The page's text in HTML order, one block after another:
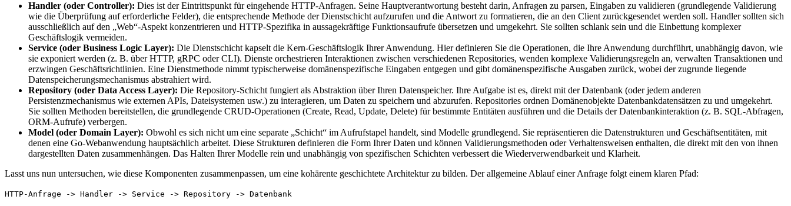
Handler (oder Controller): Dies ist der Eintrittspunkt für eingehende HTTP-Anfragen. Seine Hauptverantwortung besteht darin, Anfragen zu parsen, Eingaben zu validieren (grundlegende Validierung
wie die Überprüfung auf erforderliche Felder), die entsprechende Methode der Dienstschicht aufzurufen und die Antwort zu formatieren, die an den Client zurückgesendet werden soll. Handler sollten sich
ausschließlich auf den „Web“-Aspekt konzentrieren und HTTP-Spezifika in aussagekräftige Funktionsaufrufe übersetzen und umgekehrt. Sie sollten schlank sein und die Einbettung komplexer
Geschäftslogik vermeiden.
Service (oder Business Logic Layer): Die Dienstschicht kapselt die Kern-Geschäftslogik Ihrer Anwendung. Hier definieren Sie die Operationen, die Ihre Anwendung durchführt, unabhängig davon, wie
sie exponiert werden (z. B. über HTTP, gRPC oder CLI). Dienste orchestrieren Interaktionen zwischen verschiedenen Repositories, wenden komplexe Validierungsregeln an, verwalten Transaktionen und
erzwingen Geschäftsrichtlinien. Eine Dienstmethode nimmt typischerweise domänenspezifische Eingaben entgegen und gibt domänenspezifische Ausgaben zurück, wobei der zugrunde liegende
Datenspeicherungsmechanismus abstrahiert wird.
Repository (oder Data Access Layer): Die Repository-Schicht fungiert als Abstraktion über Ihren Datenspeicher. Ihre Aufgabe ist es, direkt mit der Datenbank (oder jedem anderen
Persistenzmechanismus wie externen APIs, Dateisystemen usw.) zu interagieren, um Daten zu speichern und abzurufen. Repositories ordnen Domänenobjekte Datenbankdatensätzen zu und umgekehrt.
Sie sollten Methoden bereitstellen, die grundlegende CRUD-Operationen (Create, Read, Update, Delete) für bestimmte Entitäten ausführen und die Details der Datenbankinteraktion (z. B. SQL-Abfragen,
ORM-Aufrufe) verbergen.
Model (oder Domain Layer): Obwohl es sich nicht um eine separate „Schicht“ im Aufrufstapel handelt, sind Modelle grundlegend. Sie repräsentieren die Datenstrukturen und Geschäftsentitäten, mit
denen eine Go-Webanwendung hauptsächlich arbeitet. Diese Strukturen definieren die Form Ihrer Daten und können Validierungsmethoden oder Verhaltensweisen enthalten, die direkt mit den von ihnen
dargestellten Daten zusammenhängen. Das Halten Ihrer Modelle rein und unabhängig von spezifischen Schichten verbessert die Wiederverwendbarkeit und Klarheit.
Lasst uns nun untersuchen, wie diese Komponenten zusammenpassen, um eine kohärente geschichtete Architektur zu bilden. Der allgemeine Ablauf einer Anfrage folgt einem klaren Pfad:
HTTP-Anfrage -> Handler -> Service -> Repository -> Datenbank